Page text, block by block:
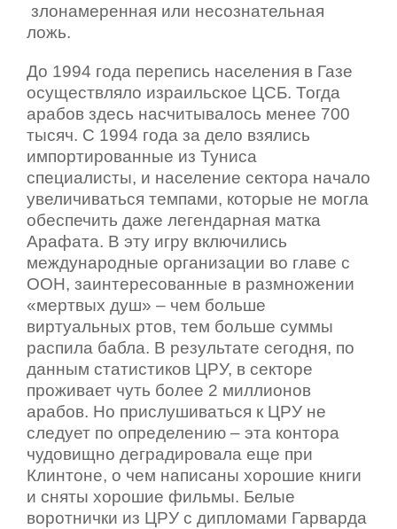
злонамеренная или несознательная
ложь.
До 1994 года перепись населения в Газе
осуществляло израильское ЦСБ. Тогда
арабов здесь насчитывалось менее 700
тысяч. С 1994 года за дело взялись
импортированные из Туниса
специалисты, и население сектора начало
увеличиваться темпами, которые не могла
обеспечить даже легендарная матка
Арафата. В эту игру включились
международные организации во главе с
ООН, заинтересованные в размножении
«мертвых душ» – чем больше
виртуальных ртов, тем больше суммы
распила бабла. В результате сегодня, по
данным статистиков ЦРУ, в секторе
проживает чуть более 2 миллионов
арабов. Но прислушиваться к ЦРУ не
следует по определению – эта контора
чудовищно деградировала еще при
Клинтоне, о чем написаны хорошие книги
и сняты хорошие фильмы. Белые
воротнички из ЦРУ с дипломами Гарварда